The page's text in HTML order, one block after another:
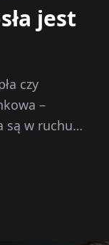
jest
czy
–
są w ruchu